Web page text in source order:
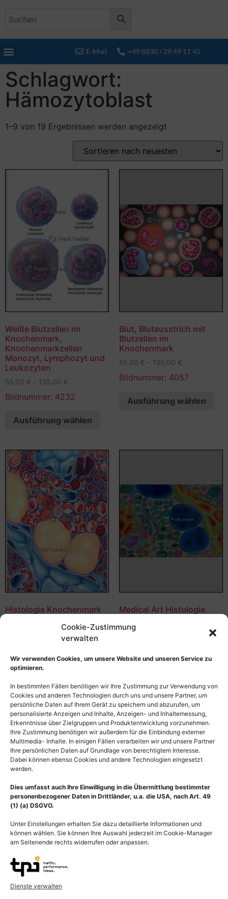
Cookie-Zustimmung
verwalten
Wir verwenden Cookies, um unsere Website und unseren Service zu
optimieren.
In bestimmten Fällen benötigen wir Ihre Zustimmung zur Verwendung von
Cookies und anderen Technologien durch uns und unsere Partner, um
persönliche Daten auf Ihrem Gerät zu speichern und abzurufen, um
personalisierte Anzeigen und Inhalte, Anzeigen- und Inhaltemessung,
Erkenntnisse über Zielgruppen und Produktentwicklung vorzunehmen.
Ihre Zustimmung benötigen wir außerdem für die Einbindung externer
Multimedia- Inhalte. In einigen Fällen verarbeiten wir und unsere Partner
Ihre persönlichen Daten auf Grundlage von berechtigtem Interesse.
Dabei können ebenso Cookies und andere Technologien eingesetzt
werden.
Dies umfasst auch Ihre Einwilligung in die Übermittlung bestimmter
personenbezogener Daten in Drittländer, u.a. die USA, nach Art. 49
(1) (a) DSGVO.
Unter Einstellungen erhalten Sie dazu detaillierte Informationen und
können wählen. Sie können Ihre Auswahl jederzeit im Cookie-Manager
am Seitenende rechts widerrufen oder anpassen.
Dienste verwalten
E-Mail +49 (0)30 / 29 49 11 45
Schlagwort:
Hämozytoblast
1–9 von 19 Ergebnissen werden angezeigt
Weiße Blutzellen im
Knochenmark,
Knochenmarkzellen
Monozyt, Lymphozyt und
Leukozyten
55,00 € – 135,00 €
Bildnummer: 4232
Ausführung wählen
Blut, Blutausstrich mit
Blutzellen im
Knochenmark
55,00 € – 135,00 €
Bildnummer: 4057
Ausführung wählen
Histologie Knochenmark
135,00€
Bildnummer: 3937
Medical Art Histologie
ossium)
Bildnummer: 3471
Blut, Blutausstrich mit
Blutkörperchen und
Blutzellen